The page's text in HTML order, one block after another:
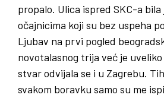
propalo. Ulica ispred SKC-a
očajnicima koji su bez uspeha
Ljubav na prvi pogled
novotalasnog trija već je
stvar odvijala se i u Zagrebu.
svakom boravku samo su me